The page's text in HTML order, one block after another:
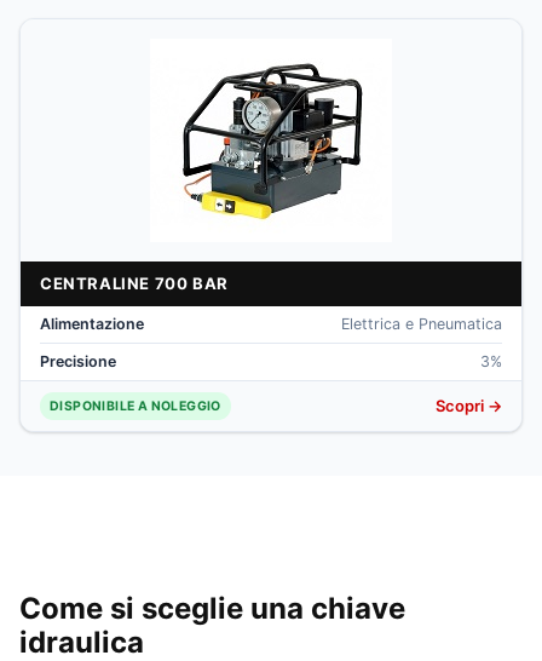
CENTRALINE 700 BAR
Alimentazione Elettrica e Pneumatica
Precisione 3%
DISPONIBILE A NOLEGGIO Scopri →
Come si sceglie una chiave
idraulica